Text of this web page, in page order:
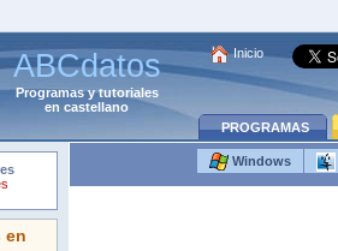
ABCdatos
Programasytutoriales
en castellano
Inicio
PROGRAMAS
Windows